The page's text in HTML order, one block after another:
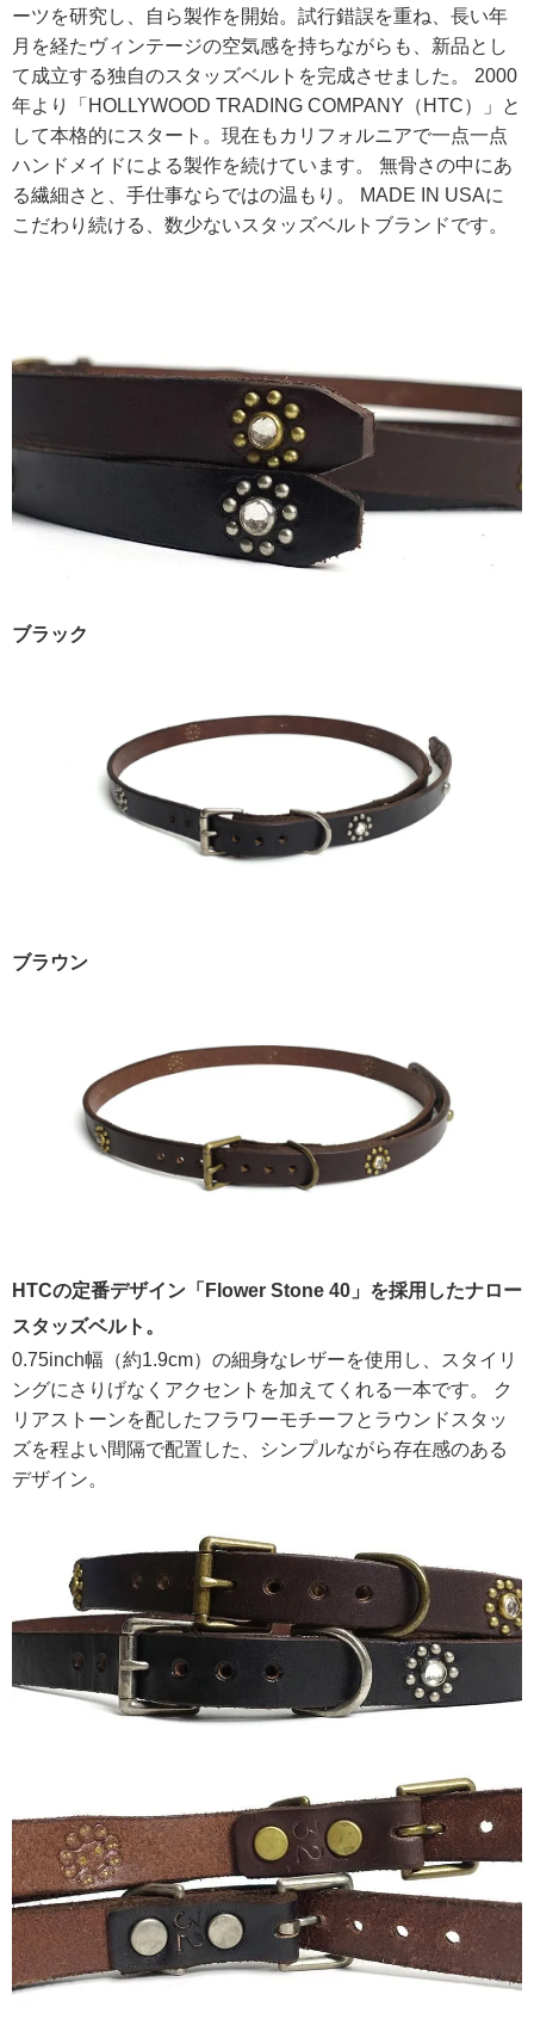
ーツを研究し、自ら製作を開始。試行錯誤を重ね、長い年
月を経たヴィンテージの空気感を持ちながらも、新品とし
て成立する独自のスタッズベルトを完成させました。 2000
年より「HOLLYWOOD TRADING COMPANY（HTC）」と
して本格的にスタート。現在もカリフォルニアで一点一点
ハンドメイドによる製作を続けています。 無骨さの中にあ
る繊細さと、手仕事ならではの温もり。 MADE IN USAに
こだわり続ける、数少ないスタッズベルトブランドです。
ブラック
ブラウン
HTCの定番デザイン「Flower Stone 40」を採用したナロー
スタッズベルト。
0.75inch幅（約1.9cm）の細身なレザーを使用し、スタイリ
ングにさりげなくアクセントを加えてくれる一本です。 ク
リアストーンを配したフラワーモチーフとラウンドスタッ
ズを程よい間隔で配置した、シンプルながら存在感のある
デザイン。